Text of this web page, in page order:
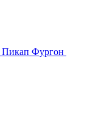
Пикап Фургон